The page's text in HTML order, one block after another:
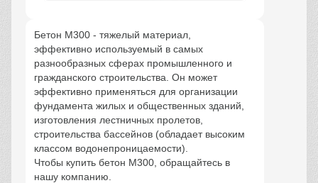
Бетон М300 - тяжелый материал,
эффективно используемый в самых
разнообразных сферах промышленного и
гражданского строительства. Он может
эффективно применяться для организации
фундамента жилых и общественных зданий,
изготовления лестничных пролетов,
строительства бассейнов (обладает высоким
классом водонепроницаемости).
Чтобы купить бетон М300, обращайтесь в
нашу компанию.